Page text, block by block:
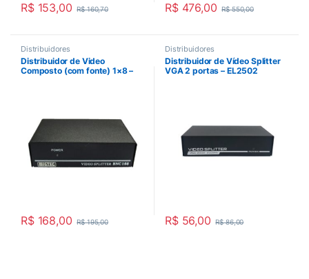
R$153,00 R$160,70 R$476,00 R$550,00
Distribuidores
Distribuidor de Video
Composto (com fonte) 1×8 –
R$168,00 R$195,00
Distribuidores
Distribuidor de Vídeo Splitter
VGA 2 portas – EL2502
R$56,00 R$86,00